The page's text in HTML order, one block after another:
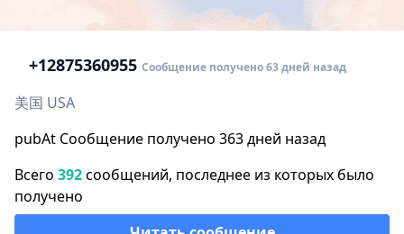
+12875360955 Сообщение получено 63 дней назад
美国 USA
pubAt Сообщение получено 363 дней назад
Всего 392сообщений, последнее из которых было
получено